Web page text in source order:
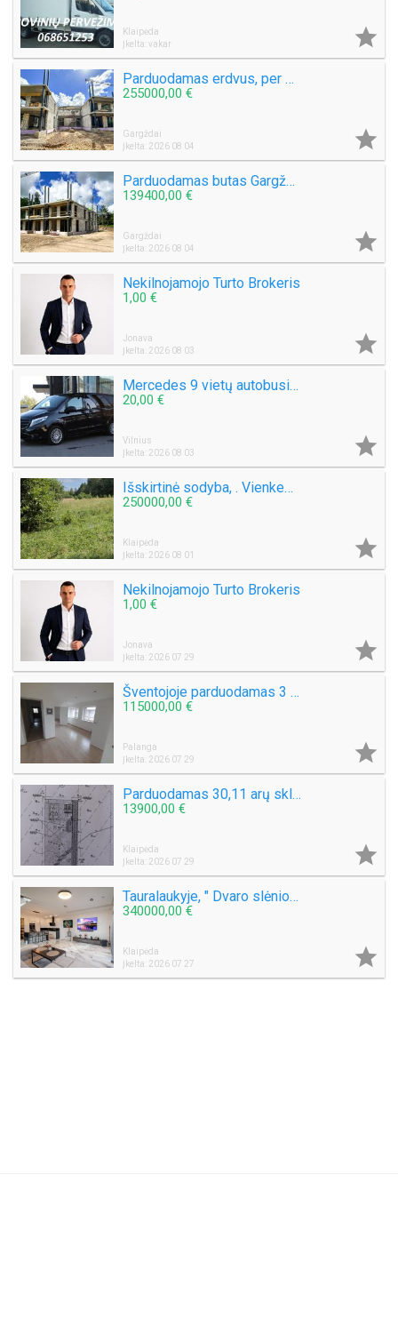
Klaipėda
Įkelta: vakar

Parduodamas erdvus, per 2 aukštus išplanuotas butas Gargždų miesto parke!
255000,00 €
Gargždai
Įkelta: 2026 08 04

Parduodamas butas Gargždų miesto parke! Nauja statyba!
139400,00 €
Gargždai
Įkelta: 2026 08 04

Nekilnojamojo Turto Brokeris
1,00 €
Jonava
Įkelta: 2026 08 03

Mercedes 9 vietų autobusiuko nuoma su vairuotoju, pigiai, greitai, saugiai. Mikroautobuso Mercedes Benz Vito nuoma 8 sėdimos vietos be vairuotojo, bet kuriuo paros metu, paėmimas, nuvežimas kur tik Jums reikia Vilniuje ar visoje Lietuvoje ar užsienyje, ko
20,00 €
Vilnius
Įkelta: 2026 08 03

Išskirtinė sodyba, . Vienkemis. Apsodinta ąžuolais, beržais, spygliuočiais.
250000,00 €
Klaipėda
Įkelta: 2026 08 01

Nekilnojamojo Turto Brokeris
1,00 €
Jonava
Įkelta: 2026 07 29

Šventojoje parduodamas 3 kambarių 50 kv.m. Butas Mokyklos g.
115000,00 €
Palanga
Įkelta: 2026 07 29

Parduodamas 30,11 arų sklypą Šlapšilės km, Žiburių g. 25. Klaipėdos raj.
13900,00 €
Klaipėda
Įkelta: 2026 07 29

Tauralaukyje, " Dvaro slėnio " Medeinos g. Parduodamas kotedžas 113 kv.m. , sklypas 2,5 a .
340000,00 €
Klaipėda
Įkelta: 2026 07 27
